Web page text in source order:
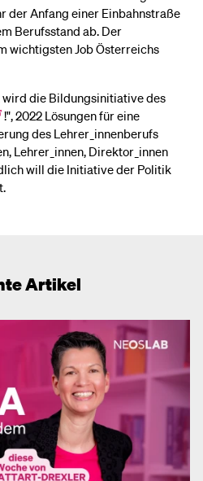
der Anfang einer Einbahnstraße
Berufsstand ab. Der
wichtigsten Job Österreichs
wird die Bildungsinitiative des
!", 2022 Lösungen für eine
des Lehrer_innenberufs
Lehrer_innen, Direktor_innen
will die Initiative der Politik
Artikel